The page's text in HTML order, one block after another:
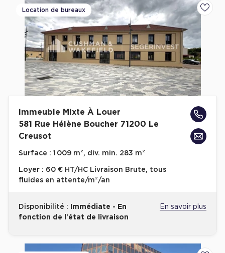
Plateaux opérés
Plateaux opérés à Paris
Plateaux opérés à Lyon
Plateaux opérés à Neuilly-sur-Seine
Plateaux opérés à Saint-Ouen
Collections Flex / Coworking
Livrets blancs & Études
Location de bureaux
Immeuble Mixte À Louer
581 Rue Hélène Boucher 71200 Le
Creusot
Surface : 1 009 m², div. min. 283 m²
Loyer : 60 € HT/HC Livraison Brute, tous
fluides en attente/m²/an
Disponibilité :
Immédiate - En
fonction de l'état de livraison
En savoir plus